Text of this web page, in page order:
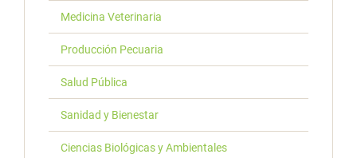
Medicina Veterinaria
Producción Pecuaria
Salud Pública
Sanidad y Bienestar
Ciencias Biológicas y Ambientales